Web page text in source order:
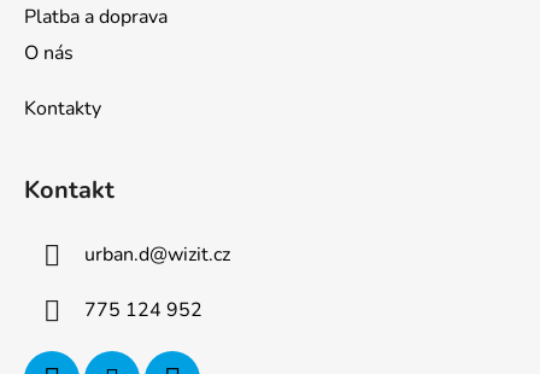
Platba a doprava
O nás
Kontakty
Kontakt
urban.d@wizit.cz
775 124 952